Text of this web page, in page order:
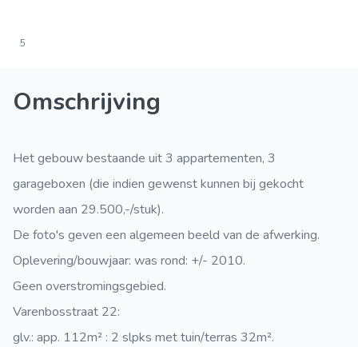
5
Omschrijving
Het gebouw bestaande uit 3 appartementen, 3
garageboxen (die indien gewenst kunnen bij gekocht
worden aan 29.500,-/stuk).
De foto's geven een algemeen beeld van de afwerking.
Oplevering/bouwjaar: was rond: +/- 2010.
Geen overstromingsgebied.
Varenbosstraat 22:
glv.: app. 112m² : 2 slpks met tuin/terras 32m².